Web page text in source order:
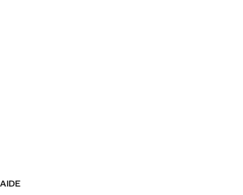
AIDE